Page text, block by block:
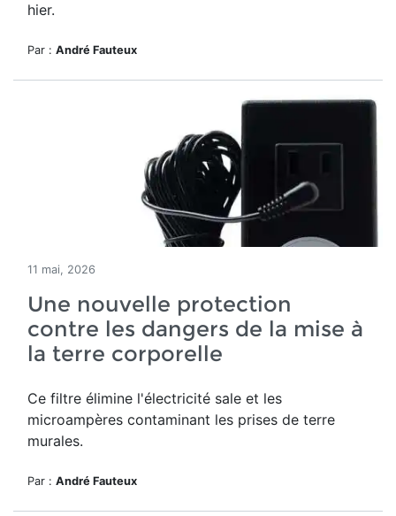
hier.
Par : André Fauteux
11 mai, 2026
Une nouvelle protection
contre les dangers de la mise à
la terre corporelle
Ce filtre élimine l'électricité sale et les
microampères contaminant les prises de terre
murales.
Par : André Fauteux